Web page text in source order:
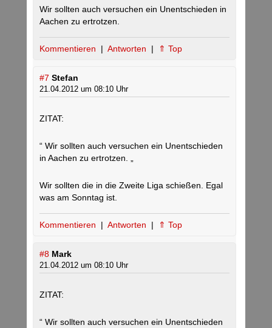
Wir sollten auch versuchen ein Unentschieden in
Aachen zu ertrotzen.
Kommentieren | Antworten | ⇑ Top
#7 Stefan
21.04.2012 um 08:10 Uhr
ZITAT:
“ Wir sollten auch versuchen ein Unentschieden
in Aachen zu ertrotzen. „
Wir sollten die in die Zweite Liga schießen. Egal
was am Sonntag ist.
Kommentieren | Antworten | ⇑ Top
#8 Mark
21.04.2012 um 08:10 Uhr
ZITAT:
“ Wir sollten auch versuchen ein Unentschieden